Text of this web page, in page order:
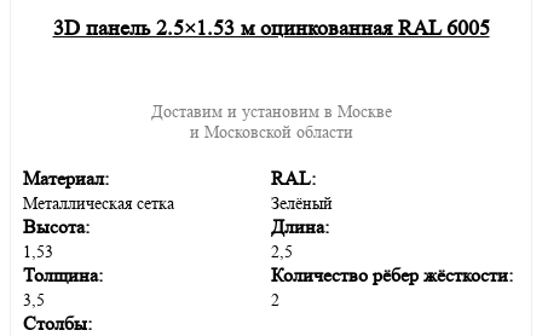
3D панель 2.5×1.53 м оцинкованная RAL 6005
Доставим и установим в Москве
и Московской области
Материал:
Металлическая сетка
RAL:
Зелёный
Высота:
1,53
Длина:
2,5
Толщина:
3,5
Количество рёбер жёсткости:
2
Столбы: